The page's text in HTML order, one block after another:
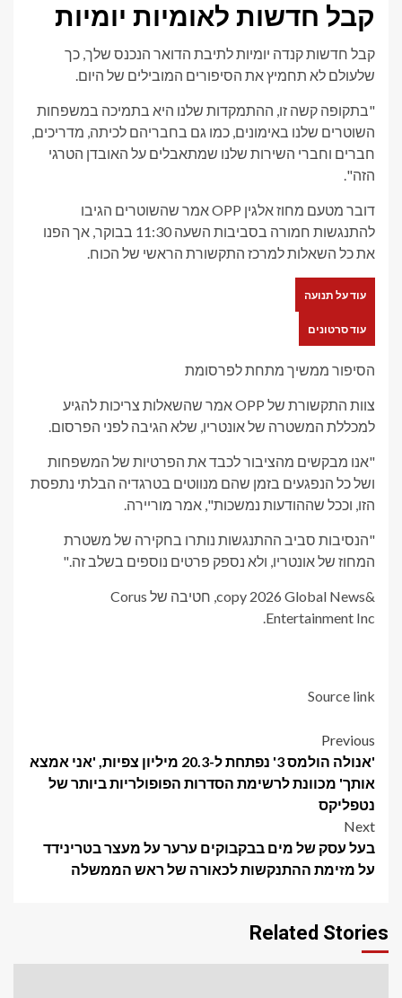
קבל חדשות לאומיות יומיות
קבל חדשות קנדה יומיות לתיבת הדואר הנכנס שלך, כך
שלעולם לא תחמיץ את הסיפורים המובילים של היום.
"בתקופה קשה זו, ההתמקדות שלנו היא בתמיכה במשפחות
השוטרים שלנו באימונים, כמו גם בחבריהם לכיתה, מדריכים,
חברים וחברי השירות שלנו שמתאבלים על האובדן הטרגי
הזה".
דובר מטעם מחוז אלגין OPP אמר שהשוטרים הגיבו
להתנגשות חמורה בסביבות השעה 11:30 בבוקר, אך הפנו
את כל השאלות למרכז התקשורת הראשי של הכוח.
עוד על תנועה
עוד סרטונים
הסיפור ממשיך מתחת לפרסומת
צוות התקשורת של OPP אמר שהשאלות צריכות להגיע
למכללת המשטרה של אונטריו, שלא הגיבה לפני הפרסום.
"אנו מבקשים מהציבור לכבד את הפרטיות של המשפחות
ושל כל הנפגעים בזמן שהם מנווטים בטרגדיה הבלתי נתפסת
הזו, וככל שההודעות נמשכות", אמר מוריירה.
"הנסיבות סביב ההתנגשות נותרו בחקירה של משטרת
המחוז של אונטריו, ולא נספק פרטים נוספים בשלב זה."
&copy 2026 Global News, חטיבה של Corus
Entertainment Inc.
Source link
Post
navigation
Previous
'אנולה הולמס 3' נפתחת ל-20.3 מיליון צפיות, 'אני אמצא
אותך' מכוונת לרשימת הסדרות הפופולריות ביותר של
נטפליקס
Next
בעל עסק של מים בבקבוקים ערער על מעצר בטרינידד
על מזימת ההתנקשות לכאורה של ראש הממשלה
Related Stories